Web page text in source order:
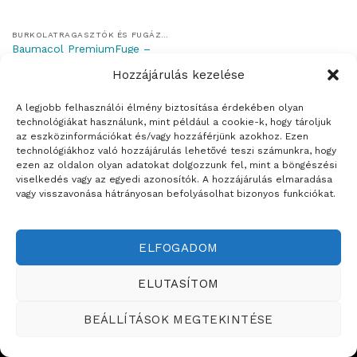
Hozzájárulás kezelése
A legjobb felhasználói élmény biztosítása érdekében olyan
technológiákat használunk, mint például a cookie-k, hogy tároljuk
az eszközinformációkat és/vagy hozzáférjünk azokhoz. Ezen
technológiákhoz való hozzájárulás lehetővé teszi számunkra, hogy
ezen az oldalon olyan adatokat dolgozzunk fel, mint a böngészési
viselkedés vagy az egyedi azonosítók. A hozzájárulás elmaradása
vagy visszavonása hátrányosan befolyásolhat bizonyos funkciókat.
ELFOGADOM
ELUTASÍTOM
BEÁLLÍTÁSOK MEGTEKINTÉSE
Baumacol PremiumFuge –
Weboldalt készítette:
ÉRTÉKESÍTÉSI TERÜLETEINK